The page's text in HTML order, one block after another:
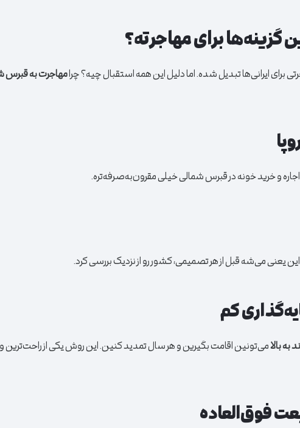
گزینه‌ها برای مهاجرته؟
برای ایرانی‌ها تبدیل شده. اما دلیل این همه استقبال چیه؟ چرامهاجرت به قبرس
اجاره و خرید خونه در قبرس شمالی خیلی مقرون‌به‌صرفه‌تره.
یعنی می‌شه قبل از هر تصمیمی، کشور رو از نزدیک بررسی کرد.
کم
می‌تونین اقامت بگیرین و هر سال تمدید کنین. این روش یکی از راحت‌ترین
فوق‌العاده